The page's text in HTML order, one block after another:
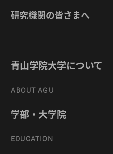
研究機関の皆さまへ
青山学院大学について
ABOUT AGU
学部・大学院
EDUCATION